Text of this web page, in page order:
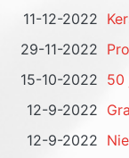
11-12-2022
29-11-2022
15-10-2022 50
12-9-2022
12-9-2022